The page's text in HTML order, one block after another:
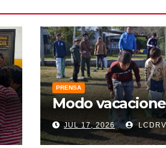
PRENSA
Modo
JUL 17, 2026 LCDRV